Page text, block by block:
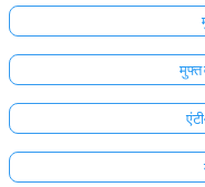
मुफ्त